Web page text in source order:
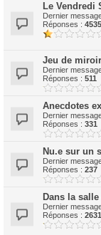
Le Vendredi
Dernier
Réponses : 4535
Jeu de miroir
Dernier
Réponses : 511
Anecdotes
Dernier
Réponses : 331
Nu.e sur un
Dernier
Réponses : 237
Dans la
Dernier
Réponses : 2631